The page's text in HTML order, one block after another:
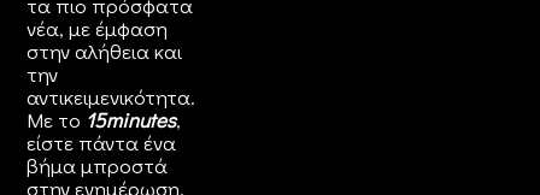
τα πιο πρόσφατα
νέα, με έμφαση
στην αλήθεια και
την
αντικειμενικότητα.
Με το 15minutes,
είστε πάντα ένα
βήμα μπροστά
στηνενημέρωση.